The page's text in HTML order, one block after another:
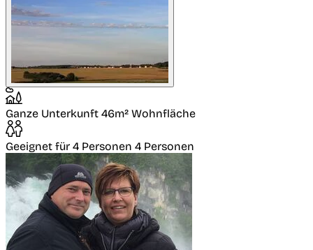
Ganze Unterkunft 46m² Wohnfläche
Geeignet für 4 Personen 4 Personen